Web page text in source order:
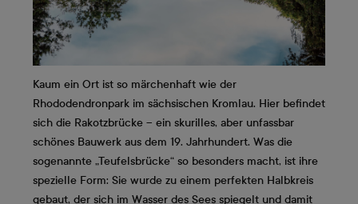
Kaum ein Ort ist so märchenhaft wie der
Rhododendronpark im sächsischen Kromlau. Hier befindet
sich die Rakotzbrücke – ein skurilles, aber unfassbar
schönes Bauwerk aus dem 19. Jahrhundert. Was die
sogenannte „Teufelsbrücke“ so besonders macht, ist ihre
spezielle Form: Sie wurde zu einem perfekten Halbkreis
gebaut, der sich im Wasser des Sees spiegelt und damit